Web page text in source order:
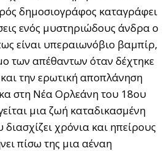
δημοσιογράφος καταγράφει
ενός μυστηριώδους άνδρα ο
είναι υπεραιωνόβιο βαμπίρ,
των απέθαντων όταν δέχτηκε
την ερωτική αποπλάνηση
στη Νέα Ορλεάνη του 18ου
μια ζωή καταδικασμένη
χρόνια και ηπείρους
πίσω της μια αέναη